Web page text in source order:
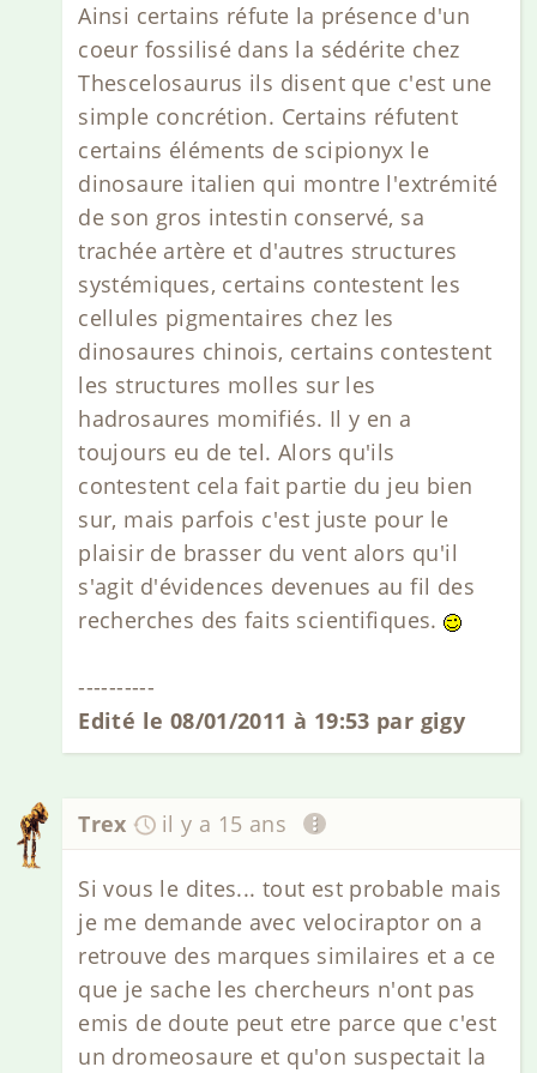
Ainsi certains réfute la présence d'un
coeur fossilisé dans la sédérite chez
Thescelosaurus ils disent que c'est une
simple concrétion. Certains réfutent
certains éléments de scipionyx le
dinosaure italien qui montre l'extrémité
de son gros intestin conservé, sa
trachée artère et d'autres structures
systémiques, certains contestent les
cellules pigmentaires chez les
dinosaures chinois, certains contestent
les structures molles sur les
hadrosaures momifiés. Il y en a
toujours eu de tel. Alors qu'ils
contestent cela fait partie du jeu bien
sur, mais parfois c'est juste pour le
plaisir de brasser du vent alors qu'il
s'agit d'évidences devenues au fil des
recherches des faits scientifiques.
----------
Edité le 08/01/2011 à 19:53 par gigy
Trex il y a 15 ans
Si vous le dites... tout est probable mais
je me demande avec velociraptor on a
retrouve des marques similaires et a ce
que je sache les chercheurs n'ont pas
emis de doute peut etre parce que c'est
un dromeosaure et qu'on suspectait la